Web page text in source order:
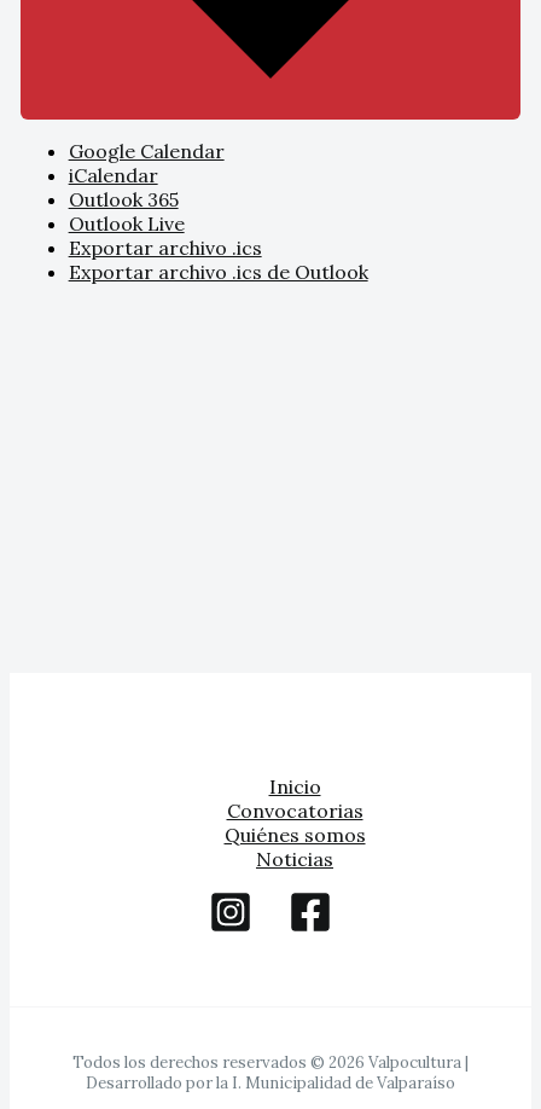
Google Calendar
iCalendar
Outlook 365
Outlook Live
Exportar archivo .ics
Exportar archivo .ics de Outlook
Inicio
Convocatorias
Quiénes somos
Noticias
Todos los derechos reservados © 2026 Valpocultura |
Desarrollado por la I. Municipalidad de Valparaíso